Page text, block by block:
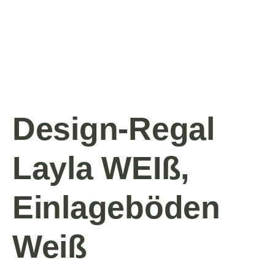
Design-Regal
Layla WEIß,
Einlageböden
Weiß